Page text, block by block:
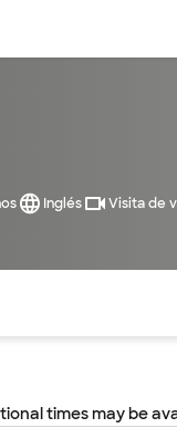
Inglés Visita de
times may be